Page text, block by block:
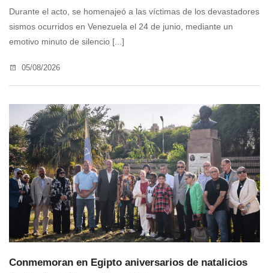
Durante el acto, se homenajeó a las víctimas de los devastadores
sismos ocurridos en Venezuela el 24 de junio, mediante un
emotivo minuto de silencio [...]
05/08/2026
Conmemoran en Egipto aniversarios de natalicios